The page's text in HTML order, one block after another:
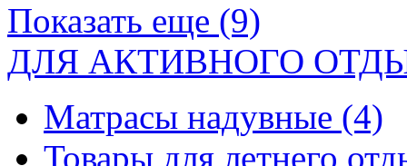
Показать еще (9)
ДЛЯ АКТИВНОГО
Матрасы надувные (4)
Товары для летнего